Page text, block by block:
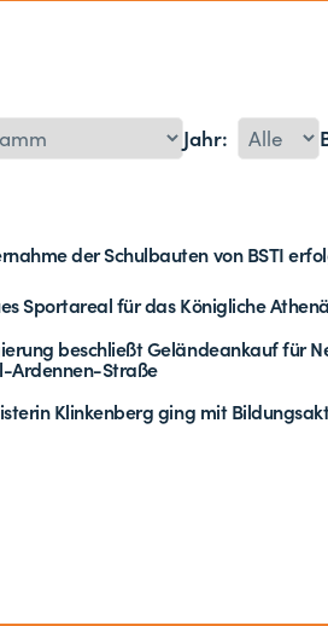
Jahr:
der Schulbauten von BSTI
Sportareal für das Königliche
beschließt Geländeankauf für
Ardennen-Straße
Klinkenberg ging mit